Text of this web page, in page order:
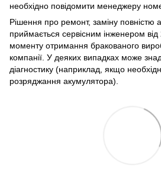
необхідно повідомити менеджеру
Рішення про ремонт, заміну повністю
приймається сервісним інженером
моменту отримання бракованого
компанії. У деяких випадках може
діагностику (наприклад, якщо
розряджання акумулятора).